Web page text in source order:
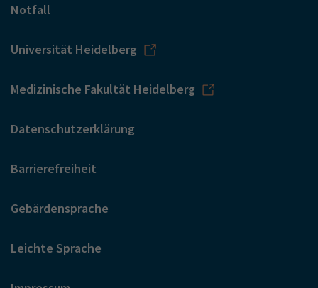
Notfall
Universität Heidelberg
Medizinische Fakultät Heidelberg
Datenschutzerklärung
Barrierefreiheit
Gebärdensprache
Leichte Sprache